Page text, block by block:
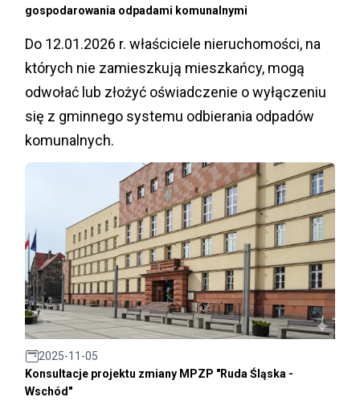
gospodarowania odpadami komunalnymi
Do 12.01.2026 r. właściciele nieruchomości, na
których nie zamieszkują mieszkańcy, mogą
odwołać lub złożyć oświadczenie o wyłączeniu
się z gminnego systemu odbierania odpadów
komunalnych.
2025-11-05
Konsultacje projektu zmiany MPZP "Ruda Śląska -
Wschód"